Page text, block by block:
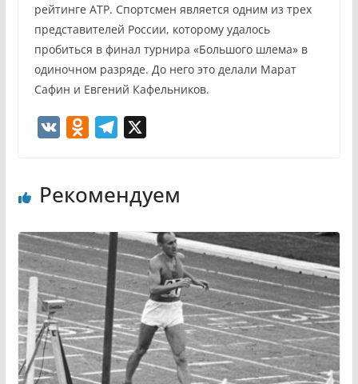
рейтинге ATP. Спортсмен является одним из трех
представителей России, которому удалось
пробиться в финал турнира «Большого шлема» в
одиночном разряде. До него это делали Марат
Сафин и Евгений Кафельников.
o
a
s
s
n
i
k
e
r
m
Рекомендуем